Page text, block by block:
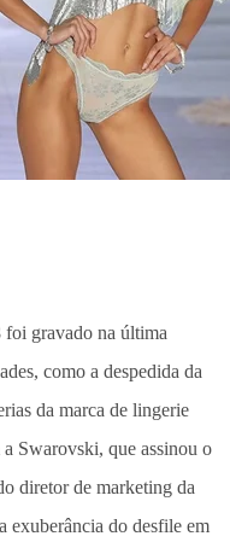
foi gravado na última
como a despedida da
da marca de lingerie
Swarovski, que assinou o
diretor de marketing da
exuberância do desfile em